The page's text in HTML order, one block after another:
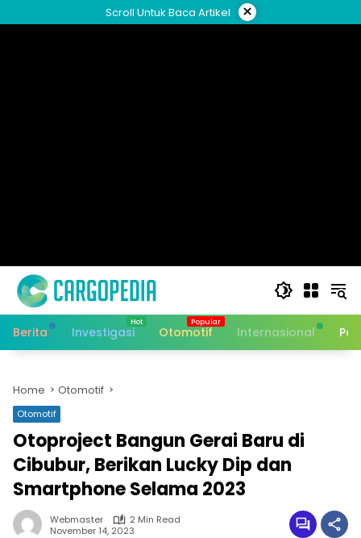
to
Scroll Untuk Baca Artikel ×
Berita Investigasi Otomotif Internasional
Home Otomotif
Otomotif
Otoproject Bangun Gerai Baru di
Cibubur, Berikan Lucky Dip dan
Smartphone Selama 2023
Webmaster
2 Min Read
November 14, 2023